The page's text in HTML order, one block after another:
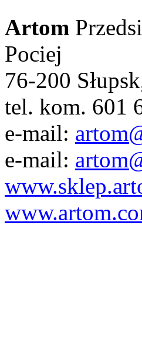
Artom
Pociej
76-200
tel. kom. 601
e-mail:
e-mail: